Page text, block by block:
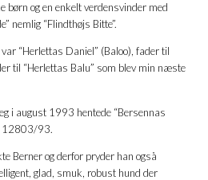
og en enkelt verdensvinder med
nemlig “Flindthøjs Bitte”.
“Herlettas Daniel” (Baloo), fader til
til “Herlettas Balu” som blev min næste
i august 1993 hentede “Bersennas
12803/93.
Berner og derfor pryder han også
glad, smuk, robust hund der